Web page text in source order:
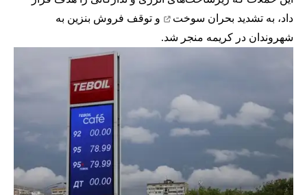
داد، به تشدید بحران سوخت
و توقف فروش بنزین به
شهروندان در کریمه منجر شد.